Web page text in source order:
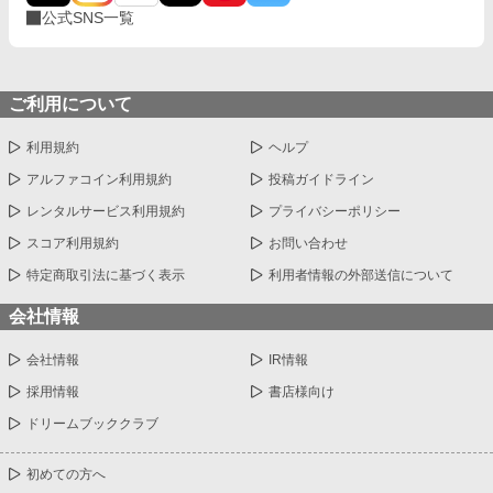
公式SNS一覧
ご利用について
利用規約 ヘルプ
アルファコイン利用規約 投稿ガイドライン
レンタルサービス利用規約 プライバシーポリシー
スコア利用規約 お問い合わせ
特定商取引法に基づく表示 利用者情報の外部送信について
会社情報
会社情報 IR情報
採用情報 書店様向け
ドリームブッククラブ
初めての方へ